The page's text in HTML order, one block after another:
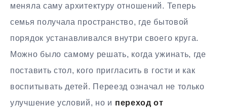
меняла саму архитектуру отношений. Теперь
семья получала пространство, где бытовой
порядок устанавливался внутри своего круга.
Можно было самому решать, когда ужинать, где
поставить стол, кого пригласить в гости и как
воспитывать детей. Переезд означал не только
улучшение условий, но и переход от